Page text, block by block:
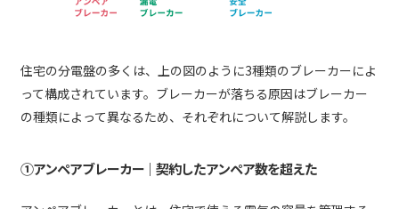
住宅の分電盤の多くは、上の図のように3種類のブレーカーによ
って構成されています。ブレーカーが落ちる原因はブレーカー
の種類によって異なるため、それぞれについて解説します。
①アンペアブレーカー｜契約したアンペア数を超えた